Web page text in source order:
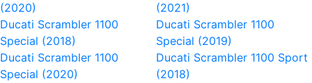
(2020)
(2021)
Ducati Scrambler 1100
Special (2018)
Ducati Scrambler 1100
Special (2019)
Ducati Scrambler 1100
Special (2020)
Ducati Scrambler 1100 Sport
(2018)